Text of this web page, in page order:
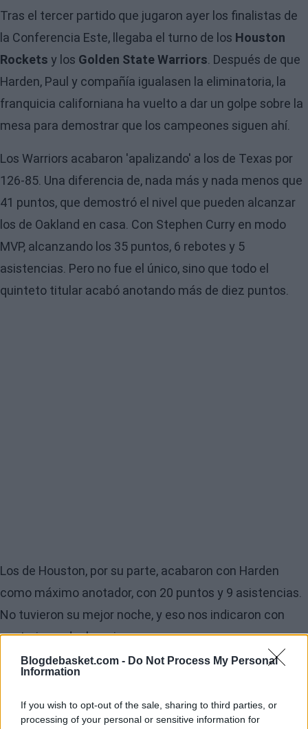
Blogdebasket.com - Do Not Process My Personal
Information
If you wish to opt-out of the sale, sharing to third parties, or
processing of your personal or sensitive information for
Tras el tercer partido que jugaron ayer los finalistas de
la Conferencia Este, llegaba el turno de los Houston
Rockets y los Golden State Warriors. Después de que
Harden, Paul y compañía igualasen la eliminatoria, la
franquicia californiana ha vuelto a dar un golpe sobre la
mesa para demostrar que los campeones siguen ahí.
Los Warriors acabaron 'apalizando' a los de Texas por
126-85. Una diferencia de, nada más y nada menos que
41 puntos, que demostró el nivel que pueden alcanzar
los de Oakland en casa. Con Stephen Curry en modo
MVP, alcanzando los 35 puntos, 6 rebotes y 5
asistencias. Pero no fue el único, sino que todo el
quinteto titular acabó anotando más de diez puntos.
Los de Houston, por su parte, acabaron con Harden
como máximo anotador, con 20 puntos y 9 asistencias.
No tuvieron su mejor noche, y eso nos indicaron con
posteriores declaraciones.
"Hemos jugado suave en realidad. Quiero decir, no
buenos", admitía Mike D'Antoni. La palabra más repetida